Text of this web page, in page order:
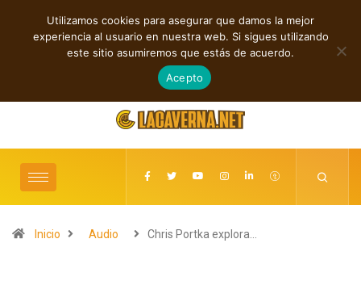
TENDENCIAS
Entre la oscuridad, la introspección y la esperanza: cuatro propuestas
que dejan huella
agosto 5, 2026
Inicio Audio Chris Portka explora…
Utilizamos cookies para asegurar que damos la mejor
experiencia al usuario en nuestra web. Si sigues utilizando
este sitio asumiremos que estás de acuerdo.
Acepto